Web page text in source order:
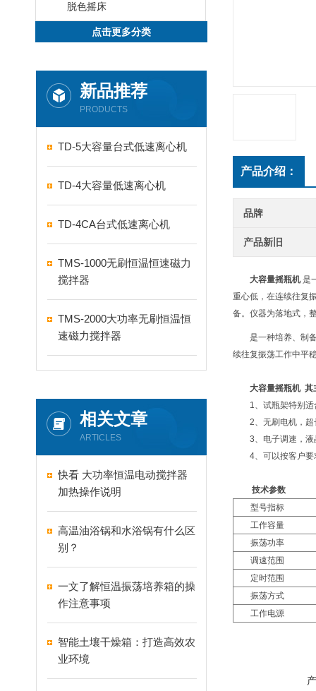
脱色摇床
点击更多分类
新品推荐
PRODUCTS
TD-5大容量台式低速离心机
TD-4大容量低速离心机
TD-4CA台式低速离心机
TMS-1000无刷恒温恒速磁力
搅拌器
TMS-2000大功率无刷恒温恒
速磁力搅拌器
相关文章
ARTICLES
快看 大功率恒温电动搅拌器
加热操作说明
高温油浴锅和水浴锅有什么区
别？
一文了解恒温振荡培养箱的操
作注意事项
智能土壤干燥箱：打造高效农
业环境
产品介绍：
品牌
产品新旧
大容量摇瓶机是
重心低，在连续往复
备。仪器为落地式，
是一种培养、制
续往复振荡工作中平
大容量摇瓶机 其
1、试瓶架特别
2、无刷电机，
3、电子调速，
4、可以按客户要
技术参数
型号指标
工作容量
振荡功率
调速范围
定时范围
振荡方式
工作电源